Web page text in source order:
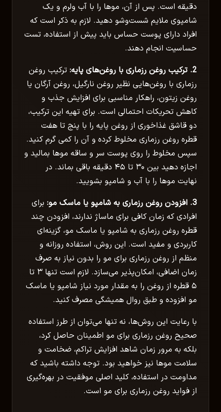
دقیقه است. پس از آن، موها را با آب ولرم و یک
شامپوی ملایم شست‌وشو دهید. لازم به ذکر است که
افراد دارای پوست حساس باید پیش از استفاده، تست
حساسیت انجام دهند.
2. ترکیب روغن رزماری با روغن‌های پایه:
ترکیب روغن
رزماری با روغن‌هایی نظیر روغن نارگیل، روغن آرگان یا
روغن زیتون، راهکار مناسبی برای افزایش جذب و
کاهش تحریکات احتمالی است. برای تهیه این ترکیب،
دو قاشق غذاخوری از روغن پایه را با پنج تا هفت
قطره روغن رزماری مخلوط کرده و آن را کمی گرم کنید.
سپس مخلوط را روی پوست سر و ساقه موها بمالید و
اجازه دهید بین ۳۰ تا ۴۵ دقیقه باقی بماند. در
نهایت موها را با آب و شامپو بشویید.
3. افزودن روغن رزماری به شامپو یا ماسک مو:
برای
افرادی که زمان کافی برای ماساژ ندارند، افزودن چند
قطره روغن رزماری به شامپو یا ماسک مو، گزینه‌ای
کاربردی و مفید است. این روش، استفاده روزانه و
منظم از روغن رزماری برای مو را بدون نیاز به صرف
زمان اضافی، امکان‌پذیر می‌سازد. لازم است تنها ۳ تا
۵ قطره از روغن را به مقدار مورد نیاز شامپو یا ماسک
مو افزوده و طبق روال همیشگی مصرف کنید.
با رعایت این روش‌ها، نه تنها می‌توان از طرز استفاده
صحیح روغن رزماری برای مو اطمینان حاصل کرد،
بلکه به مرور زمان شاهد افزایش تراکم، ضخامت و
سلامت موها نیز خواهید بود. توجه داشته باشید که
مداومت در استفاده، کلید اصلی موفقیت در بهره‌گیری
از فواید روغن رزماری برای مو است.